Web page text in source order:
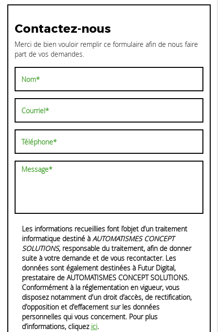
Contactez-nous
Merci de bien vouloir remplir ce formulaire afin de nous faire
part de vos demandes.
Les informations recueillies font l’objet d’un traitement
informatique destiné àAUTOMATISMES CONCEPT
SOLUTIONS, responsable du traitement, afin de donner
suite à votre demande et de vous recontacter. Les
données sont également destinées à Futur Digital,
prestataire de AUTOMATISMES CONCEPT SOLUTIONS.
Conformément à la réglementation en vigueur, vous
disposez notamment d'un droit d'accès, de rectification,
d'opposition et d'effacement sur les données
personnelles qui vous concernent. Pour plus
d’informations, cliquez ici.